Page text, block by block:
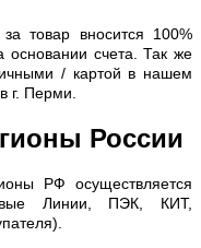
товар вносится 100%
основании счета. Так же
/ картой в нашем
г. Перми.
России
РФ осуществляется
Линии, ПЭК, КИТ,